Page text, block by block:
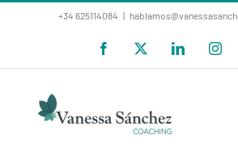
+34 625114084 |
Facebook LinkedIn